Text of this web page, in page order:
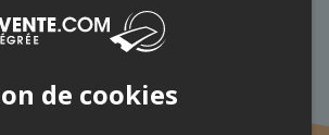
de cookies